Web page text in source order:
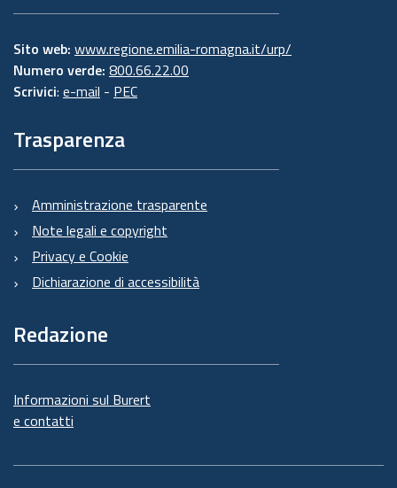
Sito web: www.regione.emilia-romagna.it/urp/
Numero verde: 800.66.22.00
Scrivici: e-mail - PEC
Trasparenza
Amministrazione trasparente
Note legali e copyright
Privacy e Cookie
Dichiarazione di accessibilità
Redazione
Informazioni sul Burert
e contatti